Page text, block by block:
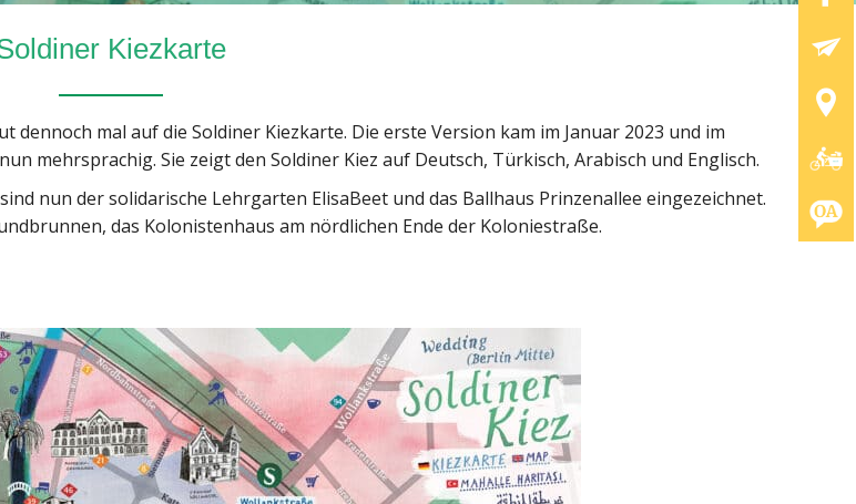
Kiezkarte
dennoch mal auf die Soldiner Kiezkarte. Die erste Version kam im Januar 2023 und im
mehrsprachig. Sie zeigt den Soldiner Kiez auf Deutsch, Türkisch, Arabisch und Englisch.
nun der solidarische Lehrgarten ElisaBeet und das Ballhaus Prinzenallee eingezeichnet.
das Kolonistenhaus am nördlichen Ende der Koloniestraße.